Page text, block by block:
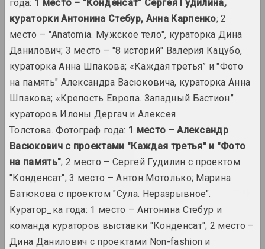
художник, перформер
Амбасада Культуры
нго
an angelico
группа, дуэт
Ксиша Ангелова
художница, актриса
Михаил Анемподистов
художник, фотограф, дизайнер, поэт,
Анатолий Аникейчик
художник, преподаватель
года: 1 место – "Конденсат" Сергея Гудилина,
кураторки Антонина Стебур, Анна Карпенко; 2
место – "Anatomia. Мужское тело", кураторка Дина
Данилович; 3 место – "8 историй" Валерия Кацубо,
кураторка Анна Шпакова; «Каждая третья” и "Фото
на память" Александра Васюковича, кураторка Анна
Шпакова; «Крепость Европа. Западный Бастион”
кураторов Илоны Дергач и Алексея
Толстова. Фотограф года: 1 место – Александр
Васюкович с проектами "Каждая третья" и "Фото
на память"; 2 место – Сергей Гудилин с проектом
"Конденсат"; 3 место – Антон Мотолько; Марина
Батюкова с проектом "Сула. Неразрывное".
Куратор_ка года: 1 место – Антонина Стебур и
команда кураторов выставки "Конденсат"; 2 место –
Дина Данилович с проектами Non-fashion и